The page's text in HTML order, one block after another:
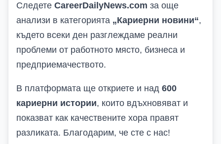
Следете CareerDailyNews.com за още
анализи в категорията „Кариерни новини“,
където всеки ден разглеждаме реални
проблеми от работното място, бизнеса и
предприемачеството.
В платформата ще откриете и над 600
кариерни истории, които вдъхновяват и
показват как качествените хора правят
разликата. Благодарим, че сте с нас!